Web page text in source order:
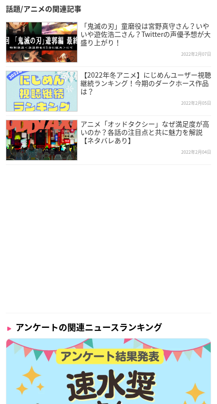
話題/アニメの関連記事
「鬼滅の刃」童磨役は宮野真守さん？いや
いや遊佐浩二さん？Twitterの声優予想が大
盛り上がり！
2022年2月07日
【2022年冬アニメ】にじめんユーザー視聴
継続ランキング！今期のダークホース作品
は？
2022年2月05日
アニメ「オッドタクシー」なぜ満足度が高
いのか？各話の注目点と共に魅力を解説
【ネタバレあり】
2022年2月04日
アンケートの関連ニュースランキング